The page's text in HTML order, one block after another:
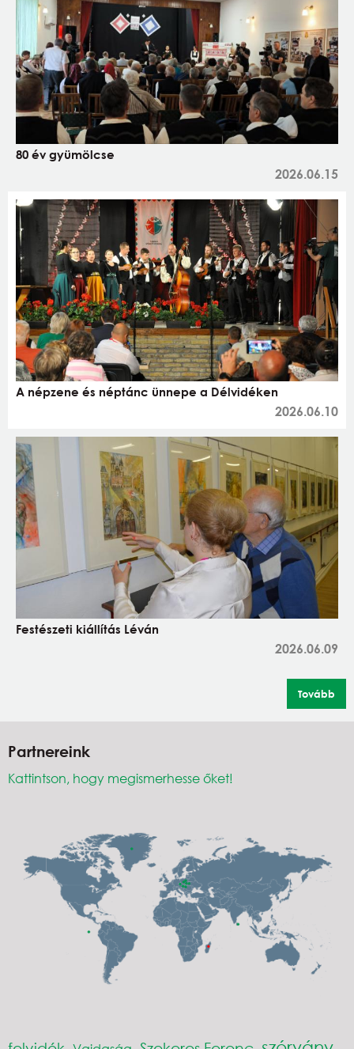
80 év gyümölcse
2026.06.15
A népzene és néptánc ünnepe a Délvidéken
2026.06.10
Festészeti kiállítás Léván
2026.06.09
Tovább
Partnereink
Kattintson, hogy megismerhesse őket!